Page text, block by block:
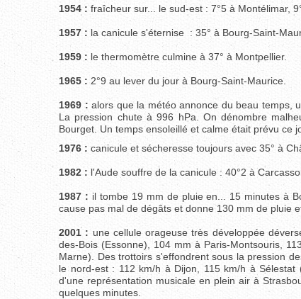
1954 : fraîcheur sur... le sud-est : 7°5 à Montélimar,
1957 : la canicule s'éternise : 35° à Bourg-Saint-
1959 : le thermomètre culmine à 37° à Montpellier.
1965 : 2°9 au lever du jour à Bourg-Saint-Maurice.
1969 : alors que la météo annonce du beau temps,
La pression chute à 996 hPa. On dénombre
Bourget. Un temps ensoleillé et calme était prévu ce
1976 : canicule et sécheresse toujours avec 35° à
1982 : l'Aude souffre de la canicule : 40°2 à
1987 : il tombe 19 mm de pluie en... 15 minutes à
cause pas mal de dégâts et donne 130 mm de pluie
2001 : une cellule orageuse très développée
des-Bois (Essonne), 104 mm à Paris-Montsouris,
Marne). Des trottoirs s'effondrent sous la pression
le nord-est : 112 km/h à Dijon, 115 km/h à
d'une représentation musicale en plein air à
quelques minutes.